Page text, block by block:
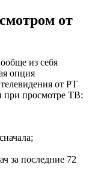
от
из себя
опция
от РТ
при просмотре ТВ:
за последние 72